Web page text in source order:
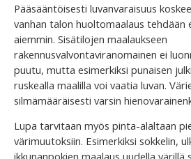
Pääsääntöisesti luvanvaraisuus
vanhan talon huoltomaalaus tehdään
aiemmin. Sisätilojen maalaukseen
rakennusvalvontaviranomainen ei
puutu, mutta esimerkiksi punaisen
ruskealla maalilla voi vaatia luvan.
silmämääräisesti varsin
Lupa tarvitaan myös pinta-alaltaan
värimuutoksiin. Esimerkiksi sokkelin,